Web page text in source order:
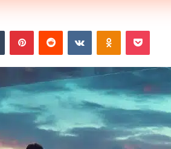
Tumblr PinterestReddit VKontakteOdnoklassniki
Pocket